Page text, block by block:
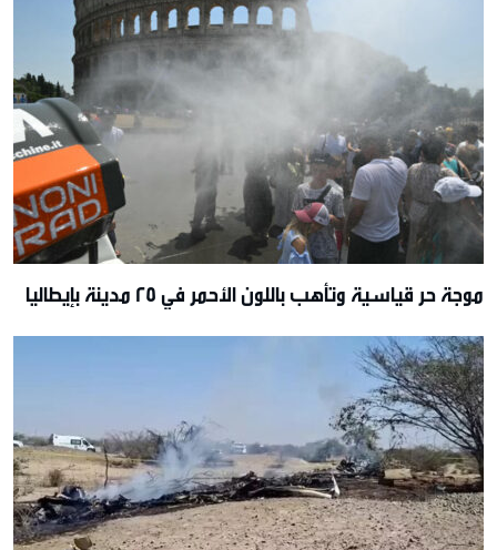
موجة حر قياسية وتأهب باللون الأحمر في 25 مدينة بإيطاليا